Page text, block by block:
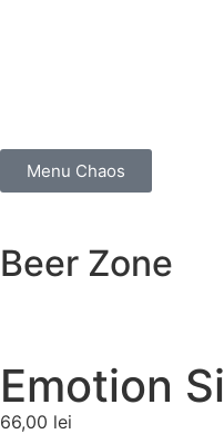
Menu Chaos
Beer Zone
Emotion
66,00 lei